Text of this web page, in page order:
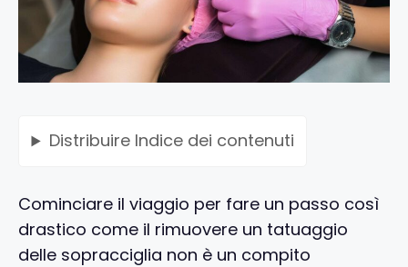
Distribuire Indice dei contenuti
Cominciare il viaggio per fare un passo così
drastico come il rimuovere un tatuaggio
delle sopracciglia non è un compito